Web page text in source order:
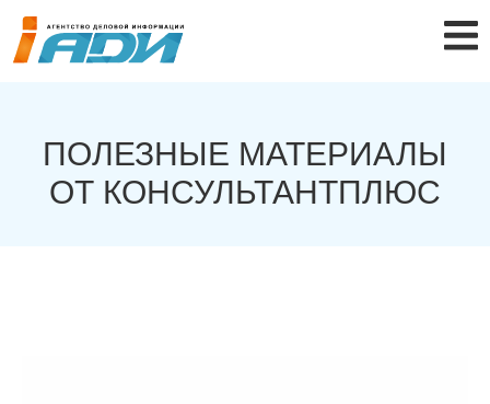
ПОЛЕЗНЫЕ МАТЕРИАЛЫ
ОТ КОНСУЛЬТАНТПЛЮС